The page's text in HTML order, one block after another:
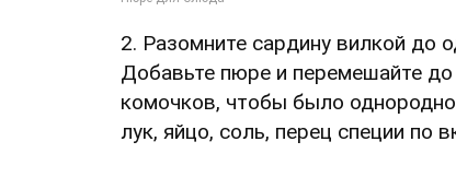
2. Разомните сардину вилкой до
Добавьте пюре и перемешайте до
комочков, чтобы было
лук, яйцо, соль, перец специи по